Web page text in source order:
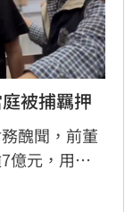
被捕羈押
醜聞，前董
億元，用於
依背信、侵